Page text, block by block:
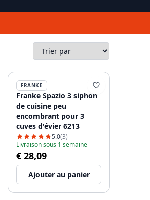
FRANKE
Franke Spazio 3 siphon
de cuisine peu
encombrant pour 3
cuves d'évier 6213
5.0(3)
Livraison sous 1 semaine
€ 28,09
Ajouter au panier